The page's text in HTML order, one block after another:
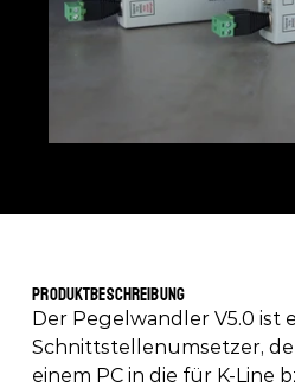
Produktbeschreibung
Der Pegelwandler V5.0 ist
Schnittstellenumsetzer,
einem PC in die für K-Line